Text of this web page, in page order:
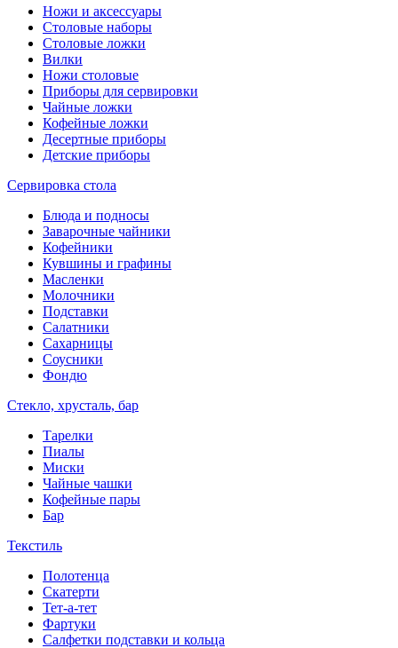
Ножи и аксессуары
Столовые наборы
Столовые ложки
Вилки
Ножи столовые
Приборы для сервировки
Чайные ложки
Кофейные ложки
Десертные приборы
Детские приборы
Сервировка стола
Блюда и подносы
Заварочные чайники
Кофейники
Кувшины и графины
Масленки
Молочники
Подставки
Салатники
Сахарницы
Соусники
Фондю
Стекло, хрусталь, бар
Тарелки
Пиалы
Миски
Чайные чашки
Кофейные пары
Бар
Текстиль
Полотенца
Скатерти
Тет-а-тет
Фартуки
Салфетки подставки и кольца